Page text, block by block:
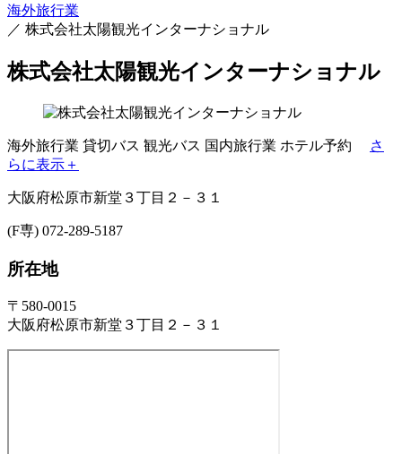
海外旅行業
／ 株式会社太陽観光インターナショナル
株式会社太陽観光インターナショナル
海外旅行業 貸切バス 観光バス 国内旅行業 ホテル予約
さ
らに表示＋
大阪府松原市新堂３丁目２－３１
(F専) 072-289-5187
所在地
〒580-0015
大阪府松原市新堂３丁目２－３１